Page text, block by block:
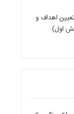
اهداف و
اول)